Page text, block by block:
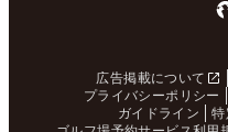
広告掲載について
プライバシーポリシー
ガイドライン
特